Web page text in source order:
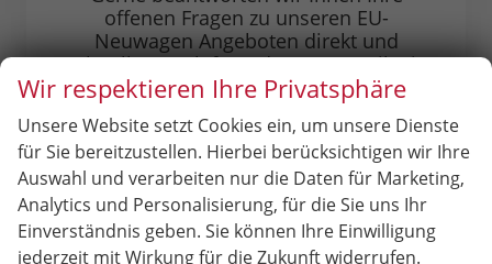
offenen Fragen zu unseren EU-
Neuwagen Angeboten direkt und
schnell am Telefon oder per E-Mail. Sie
erreichen uns unter:
07365 860
Oder über unser Kontaktformular:
Wir respektieren Ihre Privatsphäre
Unsere Website setzt Cookies ein, um unsere Dienste
für Sie bereitzustellen. Hierbei berücksichtigen wir Ihre
Auswahl und verarbeiten nur die Daten für Marketing,
Analytics und Personalisierung, für die Sie uns Ihr
Einverständnis geben. Sie können Ihre Einwilligung
jederzeit mit Wirkung für die Zukunft widerrufen.